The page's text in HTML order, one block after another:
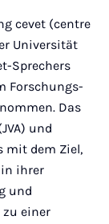
Mail
cevet (centre
Universität
Sprechers
Forschungs-
Das
und
mit dem Ziel,
ihrer
und
einer